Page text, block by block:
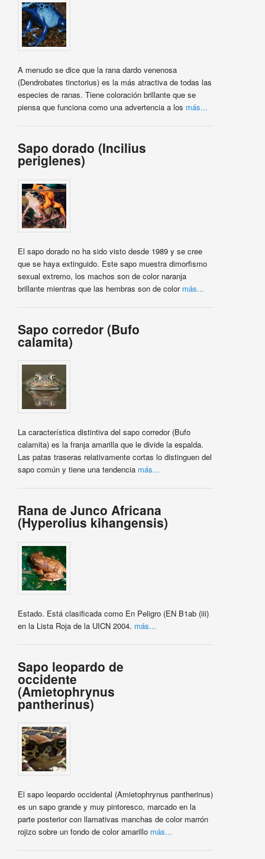
A menudo se dice que la rana dardo venenosa
(Dendrobates tinctorius) es la más atractiva de todas las
especies de ranas. Tiene coloración brillante que se
piensa que funciona como una advertencia a los más...
Sapo dorado (Incilius
periglenes)
El sapo dorado no ha sido visto desde 1989 y se cree
que se haya extinguido. Este sapo muestra dimorfismo
sexual extremo, los machos son de color naranja
brillante mientras que las hembras son de color más...
Sapo corredor (Bufo
calamita)
La característica distintiva del sapo corredor (Bufo
calamita) es la franja amarilla que le divide la espalda.
Las patas traseras relativamente cortas lo distinguen del
sapo común y tiene una tendencia más...
Rana de Junco Africana
(Hyperolius kihangensis)
Estado. Está clasificada como En Peligro (EN B1ab (iii)
en la Lista Roja de la UICN 2004. más...
Sapo leopardo de
occidente
(Amietophrynus
pantherinus)
El sapo leopardo occidental (Amietophrynus pantherinus)
es un sapo grande y muy pintoresco, marcado en la
parte posterior con llamativas manchas de color marrón
rojizo sobre un fondo de color amarillo más...